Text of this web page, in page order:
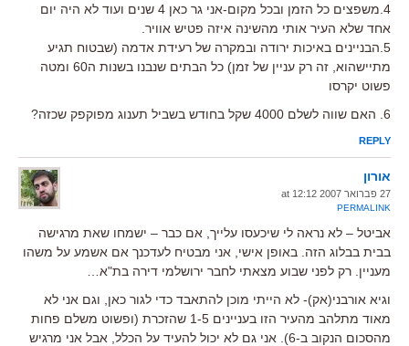
4.משפצים כל הזמן ובכל מקום-אני גר כאן 4 שנים ועוד לא היה יום
אחד שלא העיר אותי מהשינה איזה פטיש אוויר.
5.הבניינים באיכות ירודה ובמקרה של רעידת אדמה (שבטוח תגיע
מתיישהוא, זה רק עניין של זמן) כל הבתים שנבנו בשנות ה60 ומטה
פשוט יקרסו
6. האם שווה לשלם 4000 שקל בחודש בשביל תענוג מפוקפק שכזה?
REPLY
אורון
27 פברואר 2007 at 12:12
PERMALINK
אביטל – לא נראה לי שיכעסו עלייך, אם כבר – ישמחו שאת מרגישה
בבית בבלוג הזה. באופן אישי, אני מבטיח לעדכנך אם אשמע על משהו
מעניין. רק לפני שבוע מצאתי לחבר ירושלמי דירה בת"א…
וגיא אורבני(אק)- לא הייתי מוכן להתאבד כדי לגור כאן, וגם אני לא
מאוד מתלהב מהעיר הזו בעניינים 1-5 שהזכרת (ופשוט משלם פחות
מהסכום הנקוב ב-6). אני גם לא יכול להעיד על הכלל, אבל אני מרגיש